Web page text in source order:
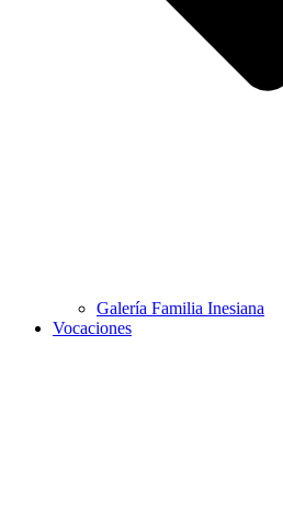
Galería Familia Inesiana
Vocaciones